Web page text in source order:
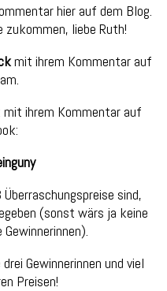
hier auf dem Blog.
liebe Ruth!
mit ihrem Kommentar auf
ihrem Kommentar auf
sind,
(sonst wärs ja keine
Gewinnerinnen und viel
Preisen!